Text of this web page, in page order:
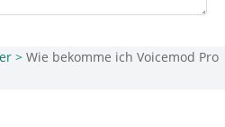
> Wie bekomme ich Voicemod Pro